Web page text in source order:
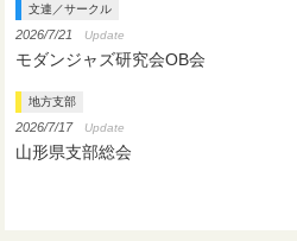
文連／サークル
2026/7/21 Update
モダンジャズ研究会OB会
地方支部
2026/7/17 Update
山形県支部総会